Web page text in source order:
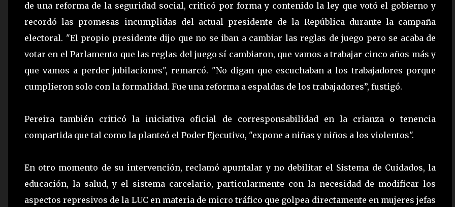
de una reforma de la seguridad social, criticó por forma y contenido la ley que votó el gobierno y
recordó las promesas incumplidas del actual presidente de la República durante la campaña
electoral. "El propio presidente dijo que no se iban a cambiar las reglas de juego pero se acaba de
votar en el Parlamento que las reglas del juego sí cambiaron, que vamos a trabajar cinco años más y
que vamos a perder jubilaciones", remarcó. "No digan que escuchaban a los trabajadores porque
cumplieron solo con la formalidad. Fue una reforma a espaldas de los trabajadores”, fustigó.
Pereira también criticó la iniciativa oficial de corresponsabilidad en la crianza o tenencia
compartida que tal como la planteó el Poder Ejecutivo, "expone a niñas y niños a los violentos".
En otro momento de su intervención, reclamó apuntalar y no debilitar el Sistema de Cuidados, la
educación, la salud, y el sistema carcelario, particularmente con la necesidad de modificar los
aspectos represivos de la LUC en materia de micro tráfico que golpea directamente en mujeres jefas